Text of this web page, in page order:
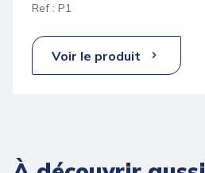
Ref : P1
Voir le produit